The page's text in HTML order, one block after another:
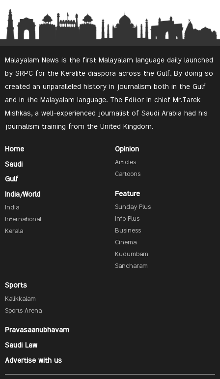
Malayalam News is the first Malayalam language daily launched
by SRPC for the Keralite diaspora across the Gulf. By doing so
created an unparalleled history in journalism both in the Gulf
and in the Malayalam language. The Editor In chief Mr.Tarek
Mishkas, a well-experienced journalist of Saudi Arabia had his
journalism training from the United Kingdom.
Home
Saudi
Gulf
India/World
India
International
Kerala
Opinion
Articles
Cartoons
Feature
Sunday Plus
Info Plus
Business
Cinema
Kudumbam
Sancharam
Sports
Kalikkalam
Sports Arena
Pravasaanubhavam
Saudi Law
Advertise with us